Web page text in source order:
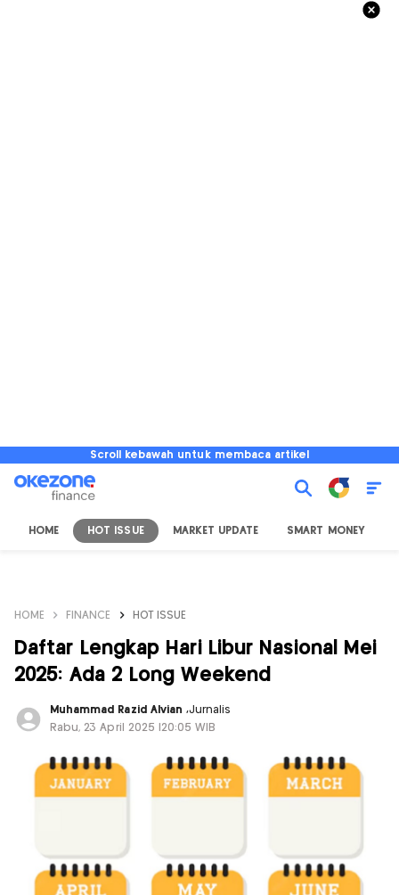
Scroll kebawah untuk membaca artikel
HOME HOT ISSUE MARKET UPDATE SMART MONEY
HOME FINANCE HOT ISSUE
Daftar Lengkap Hari Libur Nasional Mei
2025: Ada 2 Long Weekend
Muhammad Razid Alvian,Jurnalis
Rabu, 23 April 2025 |20:05 WIB